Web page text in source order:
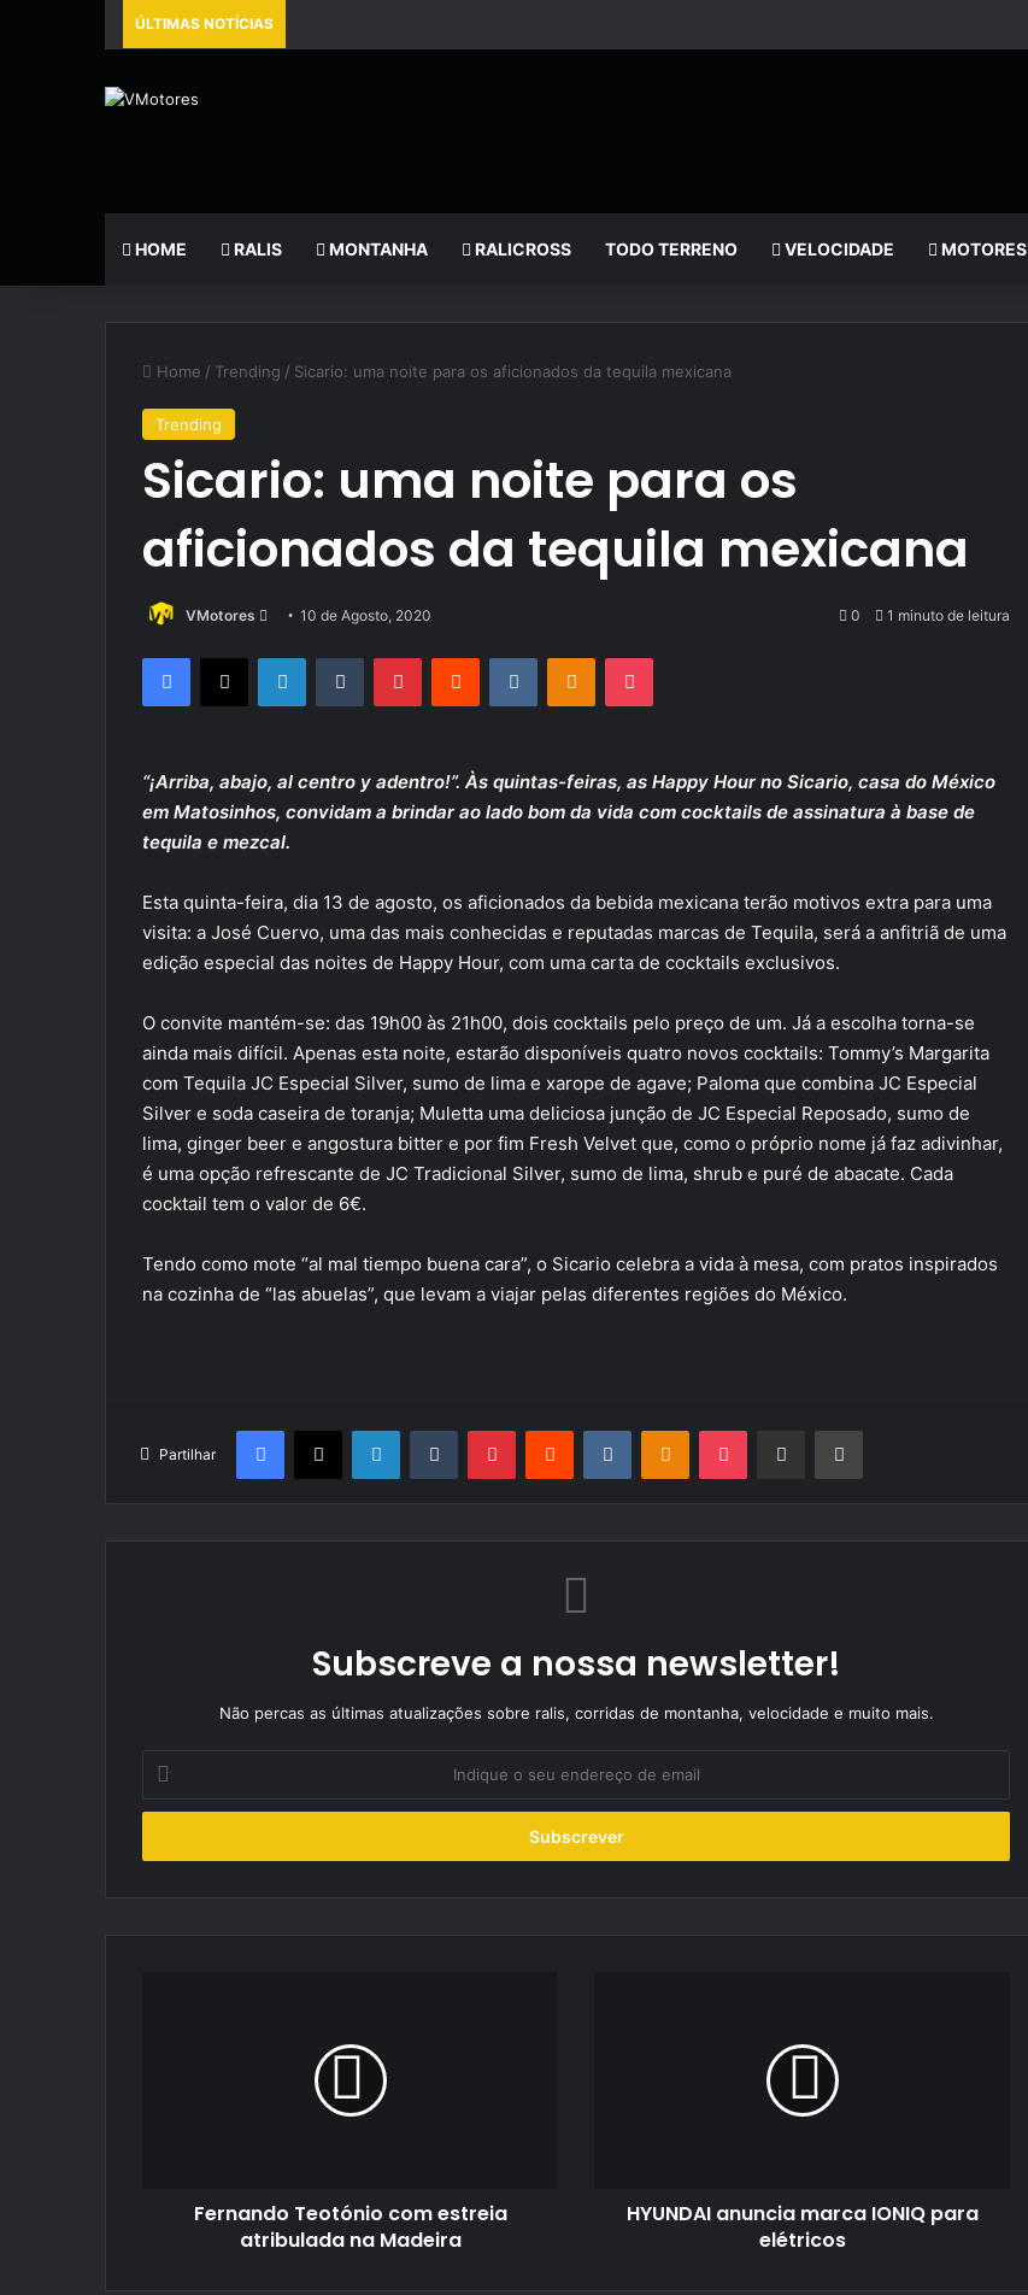
ÚLTIMAS NOTÍCIAS
HOME RALIS MONTANHA RALICROSS TODO TERRENO VELOCIDADE MOTORES
Home / Trending / Sicario: uma noite para os aficionados da tequila mexicana
Trending
Sicario: uma noite para os
aficionados da tequila mexicana
VMotores
Send
email
10 de Agosto, 2020 0 1 minuto de leitura
Facebook
X LinkedInTumblr PinterestReddit VKontakteOdnoklassniki
Pocket
“¡Arriba, abajo, al centro y adentro!”. Às quintas-feiras, as Happy Hour no Sicario, casa do México
em Matosinhos, convidam a brindar ao lado bom da vida com cocktails de assinatura à base de
tequila e mezcal.
Esta quinta-feira, dia 13 de agosto, os aficionados da bebida mexicana terão motivos extra para uma
visita: a José Cuervo, uma das mais conhecidas e reputadas marcas de Tequila, será a anfitriã de uma
edição especial das noites de Happy Hour, com uma carta de cocktails exclusivos.
O convite mantém-se: das 19h00 às 21h00, dois cocktails pelo preço de um. Já a escolha torna-se
ainda mais difícil. Apenas esta noite, estarão disponíveis quatro novos cocktails: Tommy’s Margarita
com Tequila JC Especial Silver, sumo de lima e xarope de agave; Paloma que combina JC Especial
Silver e soda caseira de toranja; Muletta uma deliciosa junção de JC Especial Reposado, sumo de
lima, ginger beer e angostura bitter e por fim Fresh Velvet que, como o próprio nome já faz adivinhar,
é uma opção refrescante de JC Tradicional Silver, sumo de lima, shrub e puré de abacate. Cada
cocktail tem o valor de 6€.
Tendo como mote “al mal tiempo buena cara”, o Sicario celebra a vida à mesa, com pratos inspirados
na cozinha de “las abuelas”, que levam a viajar pelas diferentes regiões do México.
Partilhar
Facebook
X LinkedInTumblr PinterestReddit VKontakteOdnoklassniki
Pocket Partilhar Via Email Imprimir
Subscreve a nossa newsletter!
Não percas as últimas atualizações sobre ralis, corridas de montanha, velocidade e muito mais.
Indique
seu
de
Fernando Teotónio com estreia
atribulada na Madeira
HYUNDAI anuncia marca IONIQ para
elétricos